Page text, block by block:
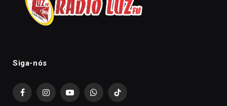
Siga-nós
FacebookInstagramYouTubeWhatsAppTikTok